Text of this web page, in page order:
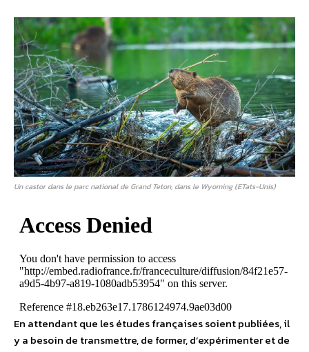
Un castor dans le parc national de Grand Teton, dans le Wyoming (ETats-Unis)
En attendant que les études françaises soient publiées, il
y a besoin de transmettre, de former, d’expérimenter et de